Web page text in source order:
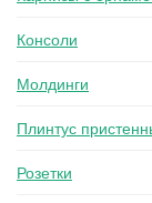
Консоли
Молдинги
Плинтус
Розетки